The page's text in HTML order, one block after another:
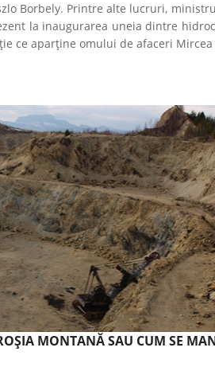
Borbely. Printre alte lucruri,
la inaugurarea uneia dintre
ce aparţine omului de afaceri Mircea
MONTANĂ SAU CUM SE